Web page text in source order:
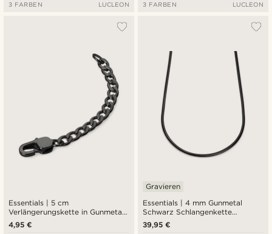
3 FARBEN LUCLEON 3 FARBEN LUCLEON
Essentials | 5 cm
Verlängerungskette in Gunmetal-
Schwarz
4,95 €
Essentials | 4 mm Gunmetal
Schwarz Schlangenkette
Halskette
Gravieren
39,95 €